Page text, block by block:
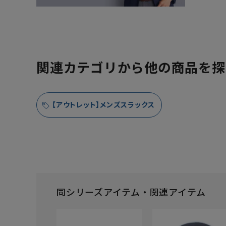
関連カテゴリから他の商品を
【アウトレット】メンズスラックス
同シリーズアイテム・関連アイテム